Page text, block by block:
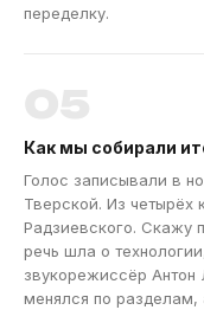
переделку.
Как мы собирали
Голос записывали в
Тверской. Из четырёх
Радзиевского. Скажу
речь шла о
звукорежиссёр
менялся по разделам,